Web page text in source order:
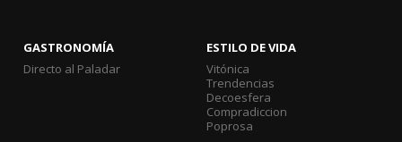
GASTRONOMÍA
Directo al Paladar
ESTILO DE VIDA
Vitónica
Trendencias
Decoesfera
Compradiccion
Poprosa